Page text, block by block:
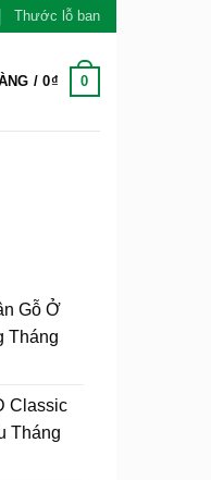
Thước lỗ ban
/0₫ 0
Gỗ Ở
Tháng
Classic
Tháng